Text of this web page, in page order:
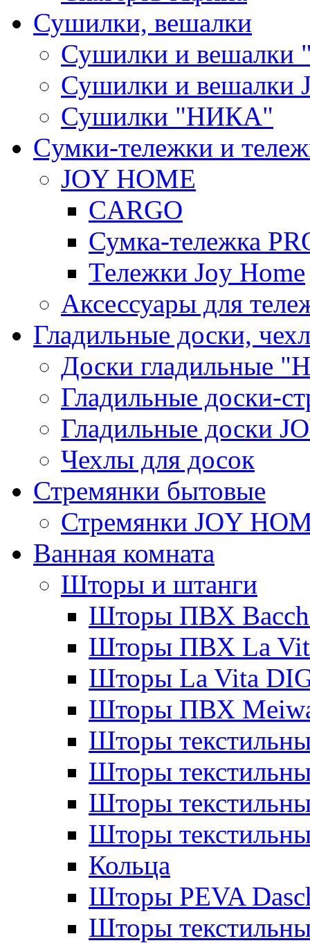
Сушилки, вешалки
Сушилки и вешалки
Сушилки и вешалки
Сушилки "НИКА"
Cумки-тележки и
JOY HOME
CARGO
Сумка-тележка
Тележки Joy Home
Аксессуары для
Гладильные доски,
Доски гладильные
Гладильные доски-
Гладильные доски
Чехлы для досок
Стремянки бытовые
Стремянки JOY
Ванная комната
Шторы и штанги
Шторы ПВХ
Шторы ПВХ La
Шторы La Vita
Шторы ПВХ
Шторы
Шторы
Шторы
Шторы
Кольца
Шторы PEVA
Шторы